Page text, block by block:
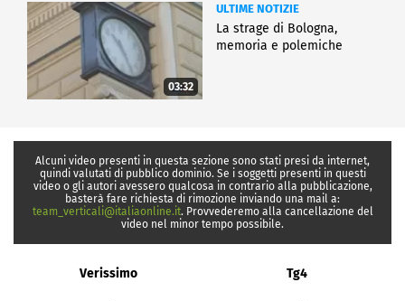
03:32
ULTIME NOTIZIE
La strage di Bologna,
memoria e polemiche
Alcuni video presenti in questa sezione sono stati presi da internet,
quindi valutati di pubblico dominio. Se i soggetti presenti in questi
video o gli autori avessero qualcosa in contrario alla pubblicazione,
basterà fare richiesta di rimozione inviando una mail a:
team_verticali@italiaonline.it. Provvederemo alla cancellazione del
video nel minor tempo possibile.
Verissimo Tg4